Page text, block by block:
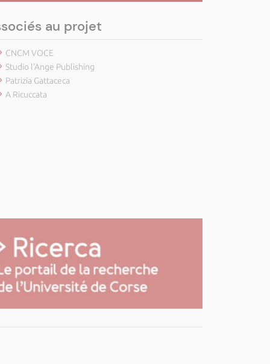
au projet
CNCM VOCE
Studio l'Ange Publishing
Patrizia Gattaceca
A Ricuccata